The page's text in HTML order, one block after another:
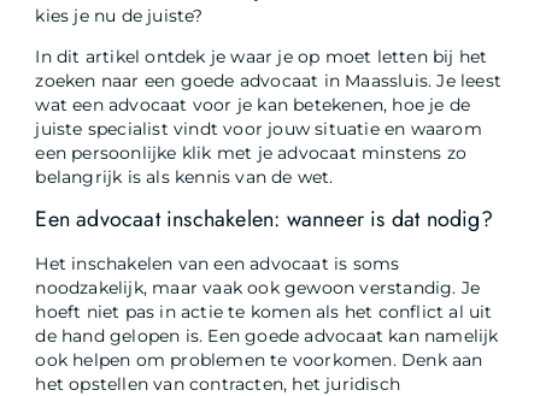
kies je nu de juiste?
In dit artikel ontdek je waar je op moet letten bij het
zoeken naar een goede advocaat in Maassluis. Je leest
wat een advocaat voor je kan betekenen, hoe je de
juiste specialist vindt voor jouw situatie en waarom
een persoonlijke klik met je advocaat minstens zo
belangrijk is als kennis van de wet.
Een advocaat inschakelen: wanneer is dat nodig?
Het inschakelen van een advocaat is soms
noodzakelijk, maar vaak ook gewoon verstandig. Je
hoeft niet pas in actie te komen als het conflict al uit
de hand gelopen is. Een goede advocaat kan namelijk
ook helpen om problemen te voorkomen. Denk aan
het opstellen van contracten, het juridisch